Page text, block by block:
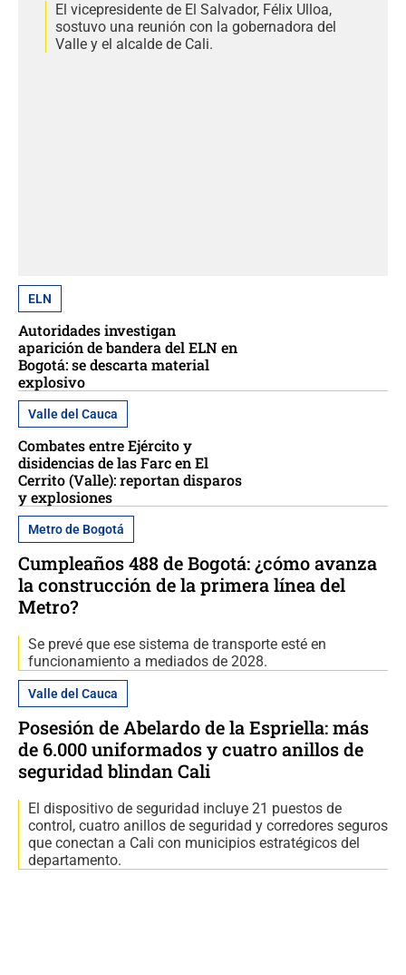
El vicepresidente de El Salvador, Félix Ulloa,
sostuvo una reunión con la gobernadora del
Valle y el alcalde de Cali.
ELN
Autoridades investigan
aparición de bandera del ELN en
Bogotá: se descarta material
explosivo
Valle del Cauca
Combates entre Ejército y
disidencias de las Farc en El
Cerrito (Valle): reportan disparos
y explosiones
Metro de Bogotá
Cumpleaños 488 de Bogotá: ¿cómo avanza
la construcción de la primera línea del
Metro?
Se prevé que ese sistema de transporte esté en
funcionamiento a mediados de 2028.
Valle del Cauca
Posesión de Abelardo de la Espriella: más
de 6.000 uniformados y cuatro anillos de
seguridad blindan Cali
El dispositivo de seguridad incluye 21 puestos de
control, cuatro anillos de seguridad y corredores seguros
que conectan a Cali con municipios estratégicos del
departamento.